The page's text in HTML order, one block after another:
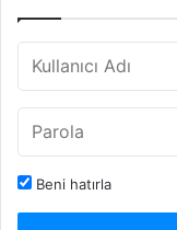
Beni hatırla